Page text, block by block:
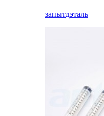
запытдэталь